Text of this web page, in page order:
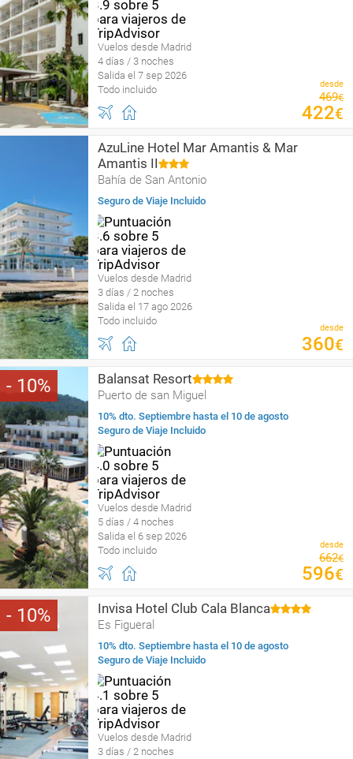
Vuelos desde Madrid
4 días / 3 noches
Salida el 7 sep 2026
Todo incluido
desde
469€
422€
AzuLine Hotel Mar Amantis & Mar
Amantis II
Bahía de San Antonio
Seguro de Viaje Incluido
Vuelos desde Madrid
3 días / 2 noches
Salida el 17 ago 2026
Todo incluido
desde
360€
10 Balansat Resort
Puerto de san Miguel
10% dto. Septiembre hasta el 10 de agosto
Seguro de Viaje Incluido
Vuelos desde Madrid
5 días / 4 noches
Salida el 6 sep 2026
Todo incluido
desde
662€
596€
10 Invisa Hotel Club Cala Blanca
Es Figueral
10% dto. Septiembre hasta el 10 de agosto
Seguro de Viaje Incluido
Vuelos desde Madrid
3 días / 2 noches